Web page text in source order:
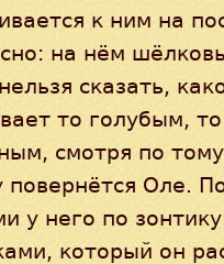
к ним на
на нём
сказать,
то голубым,
смотря по
повернётся Оле.
у него по
который он